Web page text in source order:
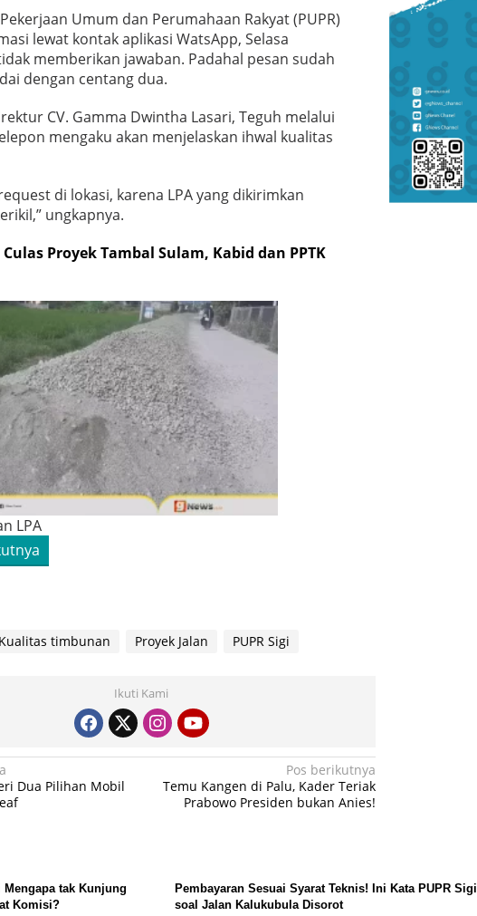
Umum dan Perumahaan Rakyat (PUPR)
lewat kontak aplikasi WatsApp, Selasa
memberikan jawaban. Padahal pesan sudah
dengan centang dua.
CV. Gamma Dwintha Lasari, Teguh melalui
mengaku akan menjelaskan ihwal kualitas
di lokasi, karena LPA yang dikirimkan
ungkapnya.
Proyek Tambal Sulam, Kabid dan PPTK
LPA
Kualitas timbunan Proyek Jalan PUPR Sigi
Ikuti Kami
Dua Pilihan Mobil
Pos berikutnya
Temu Kangen di Palu, Kader Teriak
Prabowo Presiden bukan Anies!
Mengapa tak Kunjung
Komisi?
Pembayaran Sesuai Syarat Teknis! Ini Kata PUPR Sigi
soal Jalan Kalukubula Disorot